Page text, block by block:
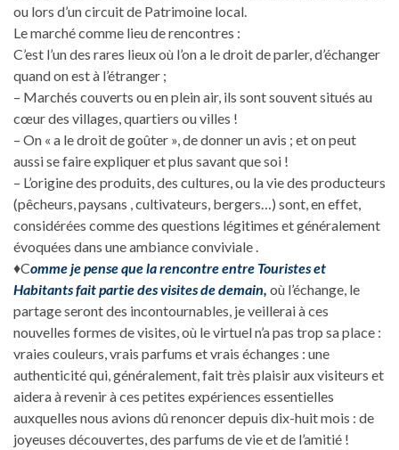
ou lors d’un circuit de Patrimoine local.
Le marché comme lieu de rencontres :
C’est l’un des rares lieux où l’on a le droit de parler, d’échanger
quand on est à l’étranger ;
– Marchés couverts ou en plein air, ils sont souvent situés au
cœur des villages, quartiers ou villes !
– On « a le droit de goûter », de donner un avis ; et on peut
aussi se faire expliquer et plus savant que soi !
– L’origine des produits, des cultures, ou la vie des producteurs
(pêcheurs, paysans , cultivateurs, bergers…) sont, en effet,
considérées comme des questions légitimes et généralement
évoquées dans une ambiance conviviale .
♦Comme je pense que la rencontre entre Touristes et
Habitants fait partie des visites de demain, où l’échange, le
partage seront des incontournables, je veillerai à ces
nouvelles formes de visites, où le virtuel n’a pas trop sa place :
vraies couleurs, vrais parfums et vrais échanges : une
authenticité qui, généralement, fait très plaisir aux visiteurs et
aidera à revenir à ces petites expériences essentielles
auxquelles nous avions dû renoncer depuis dix-huit mois : de
joyeuses découvertes, des parfums de vie et de l’amitié !